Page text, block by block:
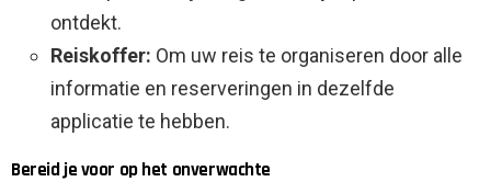
ontdekt.
Reiskoffer: Om uw reis te organiseren door alle
informatie en reserveringen in dezelfde
applicatie te hebben.
Bereid je voor op het onverwachte